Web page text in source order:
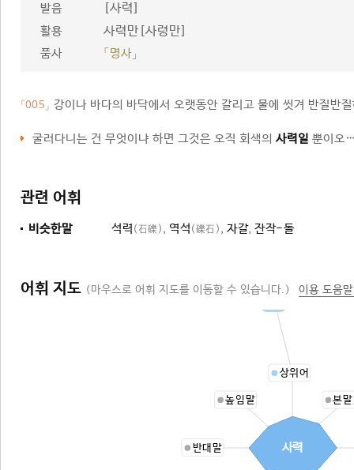
발음 [사력]
활용 사력만[사령만]
품사 「명사」
「005」 강이나 바다의 바닥에서 오랫동안 갈리고 물에 씻겨 반질반
굴러다니는 건 무엇이냐 하면 그것은 오직 회색의사력일 뿐이오
관련 어휘
비슷한말 석력 (石礫) , 역석 (礫石) , 자갈, 잔작-돌
어휘 지도 (마우스로 어휘 지도를 이동할 수 있습니다.) 이용 도움
상위어
본
반대말
높임말
사력